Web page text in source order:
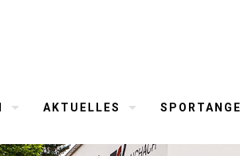
AKTUELLES